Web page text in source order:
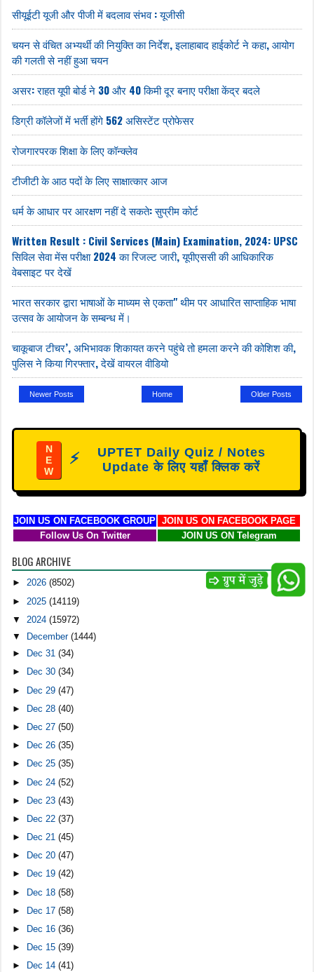
सीयूईटी यूजी और पीजी में बदलाव संभव : यूजीसी
चयन से वंचित अभ्यर्थी की नियुक्ति का निर्देश, इलाहाबाद हाईकोर्ट ने कहा, आयोग
की गलती से नहीं हुआ चयन
असर: राहत यूपी बोर्ड ने 30 और 40 किमी दूर बनाए परीक्षा केंद्र बदले
डिग्री कॉलेजों में भर्ती होंगे 562 असिस्टेंट प्रोफेसर
रोजगारपरक शिक्षा के लिए कॉन्क्लेव
टीजीटी के आठ पदों के लिए साक्षात्कार आज
धर्म के आधार पर आरक्षण नहीं दे सकते: सुप्रीम कोर्ट
Written Result : Civil Services (Main) Examination, 2024: UPSC
सिविल सेवा मेंस परीक्षा 2024 का रिजल्ट जारी, यूपीएससी की आधिकारिक
वेबसाइट पर देखें
भारत सरकार द्वारा भाषाओं के माध्यम से एकता" थीम पर आधारित साप्ताहिक भाषा
उत्सव के आयोजन के सम्बन्ध में।
चाकूबाज टीचर’, अभिभावक शिकायत करने पहुंचे तो हमला करने की कोशिश की,
पुलिस ने किया गिरफ्तार, देखें वायरल वीडियो
Newer Posts Older Posts
Home
N
E
W
⚡
UPTET Daily Quiz / Notes
Update के लिए यहाँ क्लिक करें
JOIN US ON FACEBOOK GROUP
JOIN US ON FACEBOOK PAGE
Follow Us On Twitter
JOIN US ON Telegram
BLOG ARCHIVE
►2026(8502)
► 2025(14119)
▼ 2024(15972)
▼
December(1444)
►
Dec 31(34)
►
Dec 30(34)
► Dec 29(47)
►
Dec 28(40)
►
Dec 27(50)
►
Dec 26(35)
►
Dec 25(35)
► Dec 24(52)
► Dec 23(43)
►
Dec 22(37)
►
Dec 21(45)
►
Dec 20(47)
►
Dec 19(42)
► Dec 18(58)
►
Dec 17(58)
►
Dec 16(36)
►
Dec 15(39)
►
Dec 14(41)